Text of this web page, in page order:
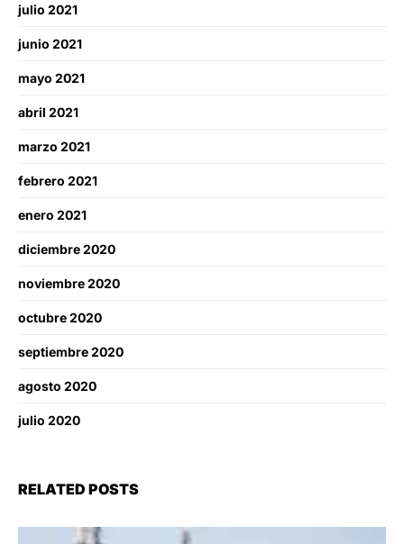
julio 2021
junio 2021
mayo 2021
abril 2021
marzo 2021
febrero 2021
enero 2021
diciembre 2020
noviembre 2020
octubre 2020
septiembre 2020
agosto 2020
julio 2020
RELATED POSTS